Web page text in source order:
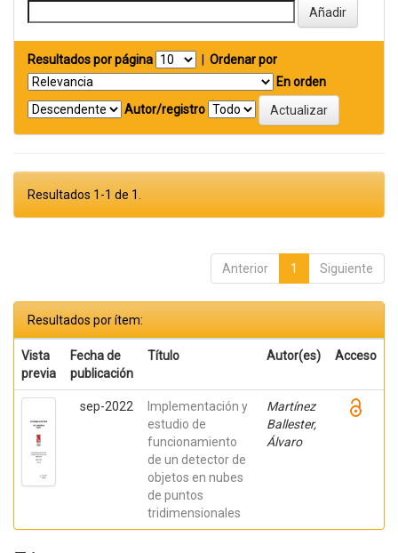
Resultados por página
Ordenar por
En orden
Autor/registro
Resultados 1-1 de 1.
Anterior 1 Siguiente
Resultados por ítem:
Vista
previa
Fecha de
publicación
Título Autor(es) Acceso
sep-2022
Implementación y
estudio de
funcionamiento
de un detector de
objetos en nubes
de puntos
tridimensionales
Martínez
Ballester,
Álvaro